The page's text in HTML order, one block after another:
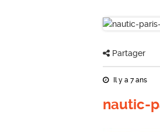
Partager
Il y a 7 ans
nautic-